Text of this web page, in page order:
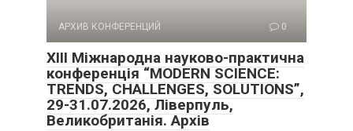
АРХИВ КОНФЕРЕНЦИЙ 0
XIII Міжнародна науково-практична
конференція “MODERN SCIENCE:
TRENDS, CHALLENGES, SOLUTIONS”,
29-31.07.2026, Ліверпуль,
Великобританія. Архів